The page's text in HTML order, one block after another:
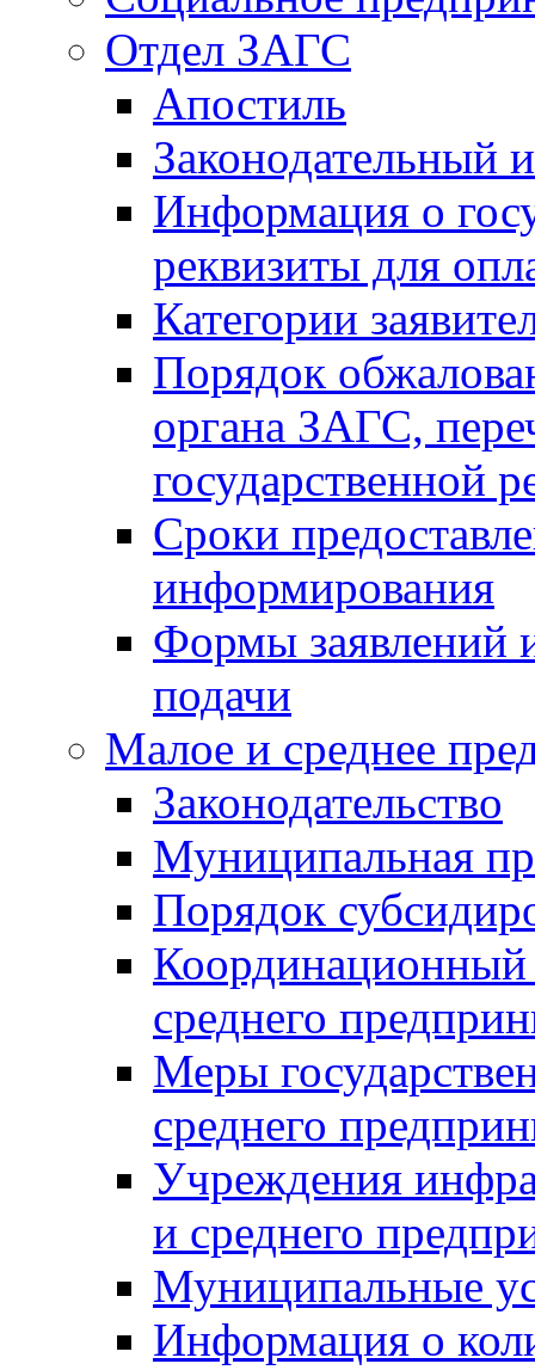
Отдел ЗАГС
Апостиль
Законодательный
Информация о
реквизиты для
Категории
Порядок
органа ЗАГС,
государственной
Сроки
информирования
Формы заявлений
подачи
Малое и среднее
Законодательство
Муниципальная
Порядок
Координационный
среднего
Меры
среднего
Учреждения
и среднего
Муниципальные
Информация о